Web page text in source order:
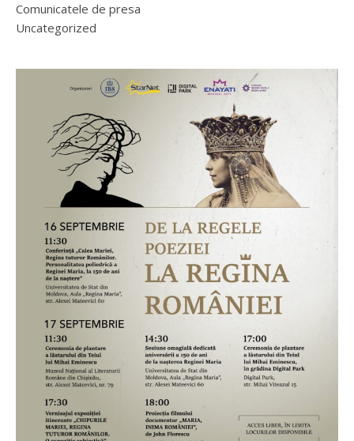
Comunicatele de presa
Uncategorized